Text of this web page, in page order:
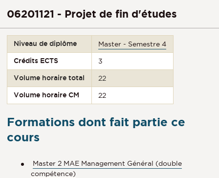
06201121 - Projet de fin d'études
Niveau de diplôme Master - Semestre 4
Crédits ECTS 3
Volume horaire total 22
Volume horaire CM 22
Formations dont fait partie ce
cours
Master 2 MAE Management Général (double
compétence)